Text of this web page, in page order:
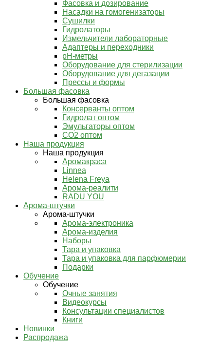
Фасовка и дозирование
Насадки на гомогенизаторы
Сушилки
Гидролаторы
Измельчители лабораторные
Адаптеры и переходники
pH-метры
Оборудование для стерилизации
Оборудование для дегазации
Прессы и формы
Большая фасовка
Большая фасовка
Консерванты оптом
Гидролат оптом
Эмульгаторы оптом
СО2 оптом
Наша продукция
Наша продукция
Аромакраса
Linnea
Helena Freya
Арома-реалити
RADU YOU
Арома-штучки
Арома-штучки
Арома-электроника
Арома-изделия
Наборы
Тара и упаковка
Тара и упаковка для парфюмерии
Подарки
Обучение
Обучение
Очные занятия
Видеокурсы
Консультации специалистов
Книги
Новинки
Распродажа